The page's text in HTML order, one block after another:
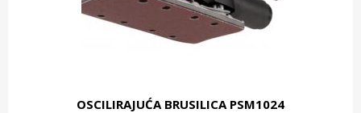
OSCILIRAJUĆA BRUSILICA PSM1024